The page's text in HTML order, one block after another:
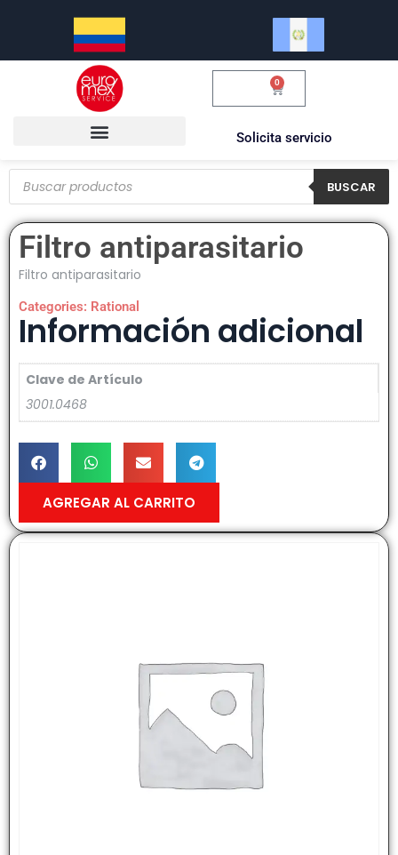
0
Solicita servicio
BUSCAR
Filtro antiparasitario
Filtro antiparasitario
Categories: Rational
Información adicional
Clave de Artículo
3001.0468
AGREGAR AL CARRITO